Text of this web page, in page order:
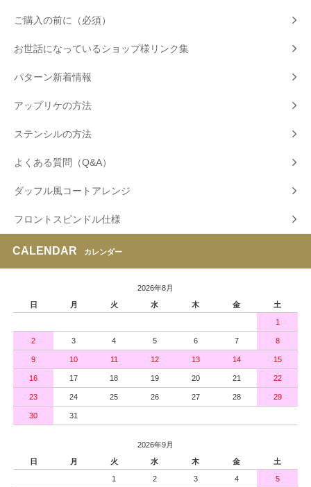
ご購入の前に（必須）
お世話になっているショップ様リンク集
パターン新着情報
アップリケの方法
ステンシルの方法
よくある質問（Q&A）
ダッフル風コートアレンジ
フロントスピンドル仕様
CALENDAR カレンダー
2026年8月
日
月 火 水 木 金 土
1
2 3 4 5 6 7 8
9 10 11 12 13 14 15
16 17 18 19 20 21 22
23 24 25 26 27 28 29
30 31
2026年9月
日
月 火 水 木 金 土
1 2 3 4 5